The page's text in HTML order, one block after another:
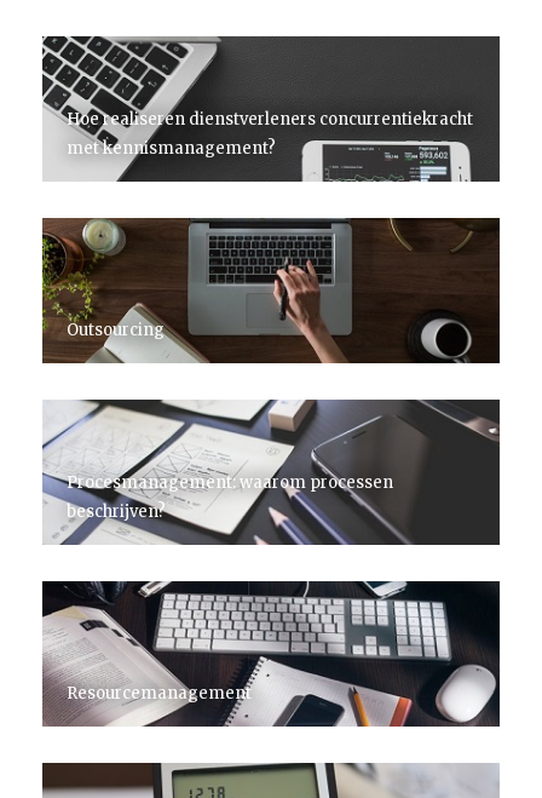
Hoe realiseren dienstverleners concurrentiekracht
met kennismanagement?
Outsourcing
Procesmanagement: waarom processen
beschrijven?
Resourcemanagement